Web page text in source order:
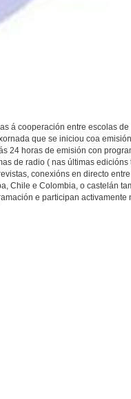
á cooperación entre escolas
que se iniciou coa
24 horas de emisión con
de radio ( nas últimas
conexións en directo
Chile e Colombia, o castelán
e participan activamente